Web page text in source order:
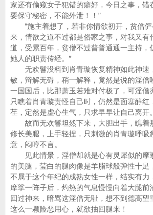
家还有偷窥女子犯错的癖好，今日之事，错
要保守秘密，不能外泄！！”
“施主着想了，若非你情欲初开，贫僧俨
来，情欲之道不过都是俗家之事，对我又有
道，受累百年，贫僧不过普普通通一主持，
她人的职责传经。”
无欢鬙没料到肖青璇恢复精神如此神速
敏，辩解无碍，稍一解释，竟然是说的淫僧
一国国后，比那萧玉若难对付极了，可淫僧
只瞧着肖青璇责怪自己时，仍然是面塞醇红
荏，定然是虚心生气，只求早早让自己离开。
故而无欢鬙坦然下来，大胆出手，瞧着
修长美腿，上手轻捏，只刺激的肖青璇呼吸
意，闷哼不言。
见此情景，淫僧却就是心有灵犀似的摩
的美腿，莹白的腿肉像是羊脂球般弹性十足
不属于这个年纪的成熟女性一样，结实有力
摩挲一阵子后，灼热的气息慢慢向着大腿前
回过神来，暗骂这淫僧无耻，想不到德高望
这么一颗险恶用心，就欲抽回腿来！